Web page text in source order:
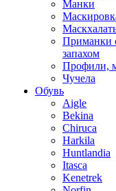
Манки
Приманки
запахом
Профили,
Чучела
Обувь
Aigle
Bekina
Chiruсa
Harkila
Huntlandia
Itasca
Kenetrek